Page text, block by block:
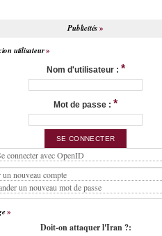
Publicités
utilisateur
Nom d'utilisateur : *
Mot de passe : *
connecter avec OpenID
un nouveau compte
un nouveau mot de passe
Doit-on attaquer l'Iran ?: